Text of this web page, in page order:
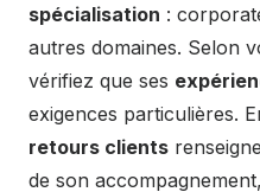
spécialisation :
autres domaines. Selon
vérifiez que ses
exigences particulières.
retours clients
de son